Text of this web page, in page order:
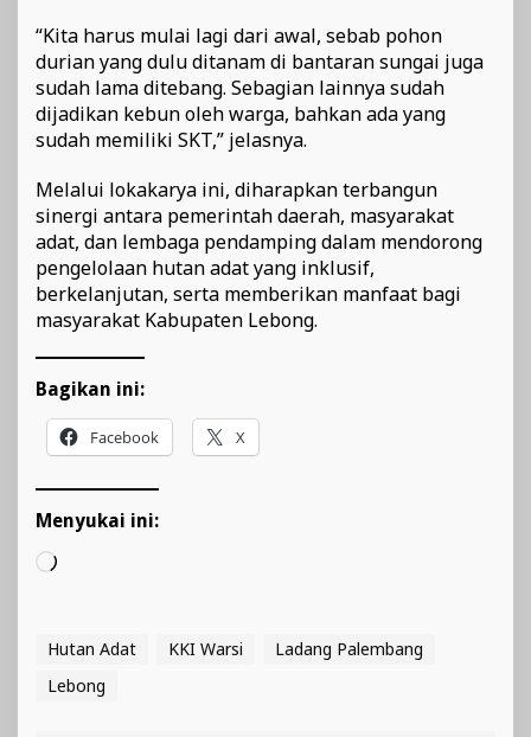
“Kita harus mulai lagi dari awal, sebab pohon
durian yang dulu ditanam di bantaran sungai juga
sudah lama ditebang. Sebagian lainnya sudah
dijadikan kebun oleh warga, bahkan ada yang
sudah memiliki SKT,” jelasnya.
Melalui lokakarya ini, diharapkan terbangun
sinergi antara pemerintah daerah, masyarakat
adat, dan lembaga pendamping dalam mendorong
pengelolaan hutan adat yang inklusif,
berkelanjutan, serta memberikan manfaat bagi
masyarakat Kabupaten Lebong.
Bagikan ini:
Facebook X
Menyukai ini:
Memuat...
Hutan Adat KKI Warsi
Ladang Palembang
Lebong